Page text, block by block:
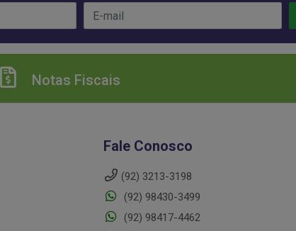
Notas Fiscais
Fale Conosco
(92) 3213-3198
(92) 98430-3499
(92) 98417-4462